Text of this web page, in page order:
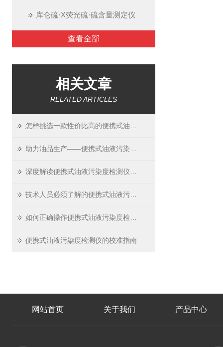
库仑硫·X荧光硫·硫含量测定仪
查看全部
相关文章
RELATED ARTICLES
便携式油液污染度检测仪的校准指南
网站首页 关于我们 产品中心